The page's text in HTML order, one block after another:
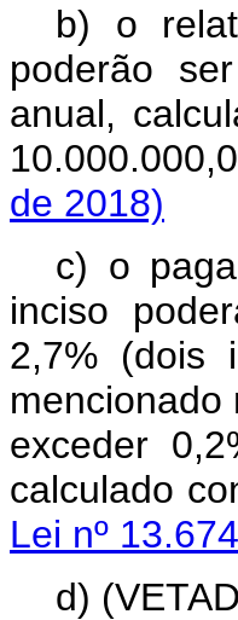
b) o
poderão
anual,
de 2018)
c) o
inciso
2,7% (dois
mencionado
exceder
Lei nº
d)